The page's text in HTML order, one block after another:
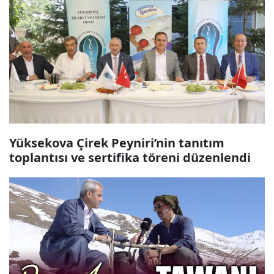
Yüksekova Çirek Peyniri’nin tanıtım
toplantısı ve sertifika töreni düzenlendi